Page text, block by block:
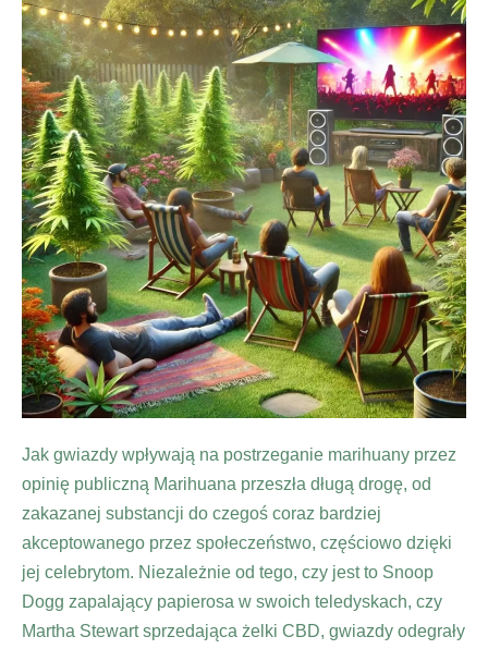
Jak gwiazdy wpływają na postrzeganie marihuany przez
opinię publiczną Marihuana przeszła długą drogę, od
zakazanej substancji do czegoś coraz bardziej
akceptowanego przez społeczeństwo, częściowo dzięki
jej celebrytom. Niezależnie od tego, czy jest to Snoop
Dogg zapalający papierosa w swoich teledyskach, czy
Martha Stewart sprzedająca żelki CBD, gwiazdy odegrały